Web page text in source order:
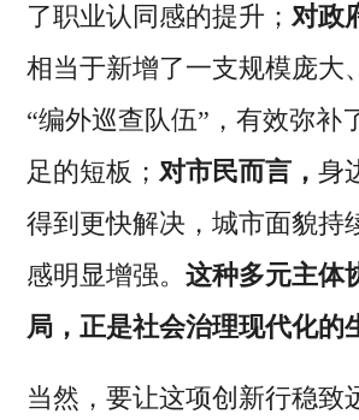
了职业认同感的提升； 对政
相当于新增了一支规模庞大
“编外巡查队伍”，有效弥补
足的短板； 对市民而言， 身
得到更快解决，城市面貌持
感明显增强。 这种多元主体
局，正是社会治理现代化的
当然，要让这项创新行稳致